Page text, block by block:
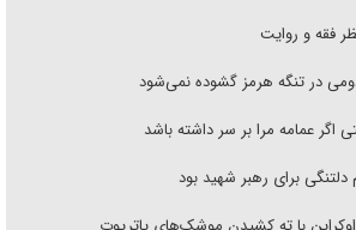
فقه و روایت
در تنگه هرمز گشوده نمی‌شود
عمامه مرا بر سر داشته باشد
برای رهبر شهید بود